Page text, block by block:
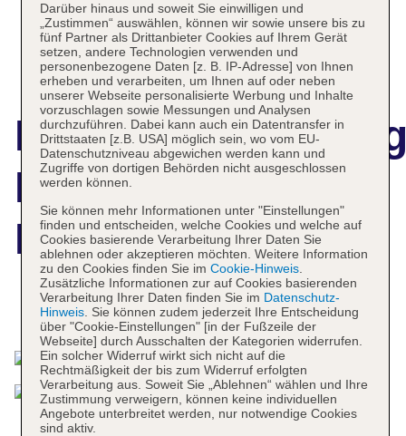
Hotel Scandic
Holberg
Das bietet Ihre Unterkunft
Darüber hinaus und soweit Sie einwilligen und
„Zustimmen“ auswählen, können wir sowie unsere bis zu
fünf Partner als Drittanbieter Cookies auf Ihrem Gerät
setzen, andere Technologien verwenden und
personenbezogene Daten [z. B. IP-Adresse] von Ihnen
erheben und verarbeiten, um Ihnen auf oder neben
unserer Webseite personalisierte Werbung und Inhalte
vorzuschlagen sowie Messungen und Analysen
durchzuführen. Dabei kann auch ein Datentransfer in
Drittstaaten [z.B. USA] möglich sein, wo vom EU-
Datenschutzniveau abgewichen werden kann und
Zugriffe von dortigen Behörden nicht ausgeschlossen
werden können.
Sie können mehr Informationen unter "Einstellungen"
finden und entscheiden, welche Cookies und welche auf
Cookies basierende Verarbeitung Ihrer Daten Sie
ablehnen oder akzeptieren möchten. Weitere Information
zu den Cookies finden Sie im Cookie-Hinweis.
Zusätzliche Informationen zur auf Cookies basierenden
Verarbeitung Ihrer Daten finden Sie im Datenschutz-
Hinweis. Sie können zudem jederzeit Ihre Entscheidung
über "Cookie-Einstellungen" [in der Fußzeile der
Webseite] durch Ausschalten der Kategorien widerrufen.
Ein solcher Widerruf wirkt sich nicht auf die
Rechtmäßigkeit der bis zum Widerruf erfolgten
Verarbeitung aus. Soweit Sie „Ablehnen“ wählen und Ihre
Zustimmung verweigern, können keine individuellen
Angebote unterbreitet werden, nur notwendige Cookies
sind aktiv.